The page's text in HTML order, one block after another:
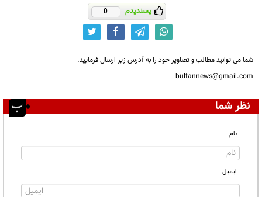
پسندیدم 0
شما می توانید مطالب و تصاویر خود را به آدرس زیر ارسال فرمایید.
bultannews@gmail.com
نظر شما
نام
ایمیل